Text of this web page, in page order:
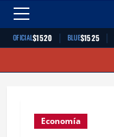
Menú
principal
OFICIAL$1520 | BLUE$1525 |
Economía